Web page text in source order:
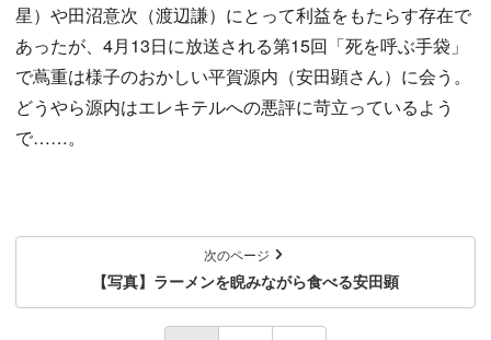
星）や田沼意次（渡辺謙）にとって利益をもたらす存在で
あったが、4月13日に放送される第15回「死を呼ぶ手袋」
で蔦重は様子のおかしい平賀源内（安田顕さん）に会う。
どうやら源内はエレキテルへの悪評に苛立っているよう
で……。
次のページ
【写真】ラーメンを睨みながら食べる安田顕